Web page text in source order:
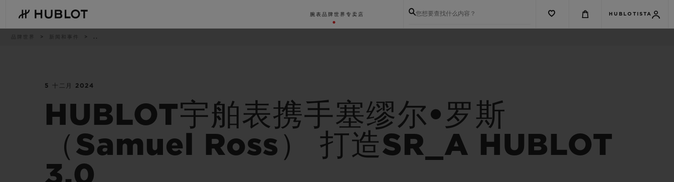
main
content
腕表 品牌世界 专卖店 您想要查找什么内容？ HUBLOTISTA
品牌世界 新闻和事件 ..
5 十二月 2024
HUBLOT宇舶表携手塞缪尔•罗斯
（Samuel Ross） 打造SR_A HUBLOT
3.0
最近搜索
无最近搜索记录